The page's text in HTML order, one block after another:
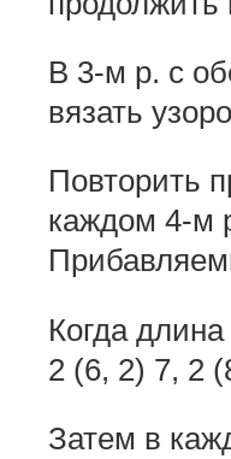
В 3-м р. с
вязать
Повторить
каждом 4-м
Когда
2 (6, 2) 7, 2
Затем в